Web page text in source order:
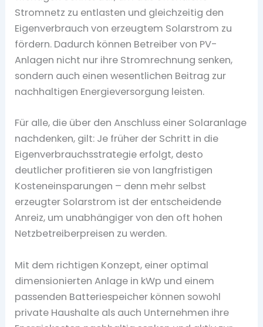
Stromnetz zu entlasten und gleichzeitig den
Eigenverbrauch von erzeugtem Solarstrom zu
fördern. Dadurch können Betreiber von PV-
Anlagen nicht nur ihre Stromrechnung senken,
sondern auch einen wesentlichen Beitrag zur
nachhaltigen Energieversorgung leisten.
Für alle, die über den Anschluss einer Solaranlage
nachdenken, gilt: Je früher der Schritt in die
Eigenverbrauchsstrategie erfolgt, desto
deutlicher profitieren sie von langfristigen
Kosteneinsparungen – denn mehr selbst
erzeugter Solarstrom ist der entscheidende
Anreiz, um unabhängiger von den oft hohen
Netzbetreiberpreisen zu werden.
Mit dem richtigen Konzept, einer optimal
dimensionierten Anlage in kWp und einem
passenden Batteriespeicher können sowohl
private Haushalte als auch Unternehmen ihre